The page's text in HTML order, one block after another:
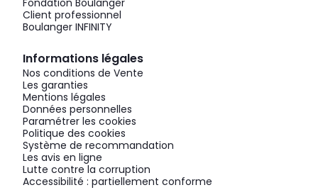
Fondation Boulanger
Client professionnel
Boulanger INFINITY
Informations légales
Nos conditions de Vente
Les garanties
Mentions légales
Données personnelles
Paramétrer les cookies
Politique des cookies
Système de recommandation
Les avis en ligne
Lutte contre la corruption
Accessibilité : partiellement conforme